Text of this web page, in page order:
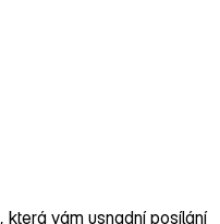
, která vám usnadní posílání